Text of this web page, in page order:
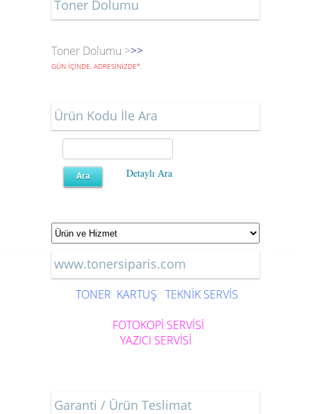
Toner Dolumu
Toner Dolumu >>>
GÜN İÇİNDE, ADRESİNİZDE*.
Ürün Kodu İle Ara
Detaylı Ara
www.tonersiparis.com
TONER KARTUŞ TEKNİK SERVİS
FOTOKOPİ SERVİSİ
YAZICI SERVİSİ
Garanti / Ürün Teslimat